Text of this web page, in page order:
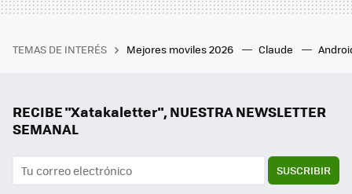
TEMAS DE INTERÉS Mejores moviles 2026 Claude
RECIBE "Xatakaletter", NUESTRA NEWSLETTER
SEMANAL
SUSCRIBIR